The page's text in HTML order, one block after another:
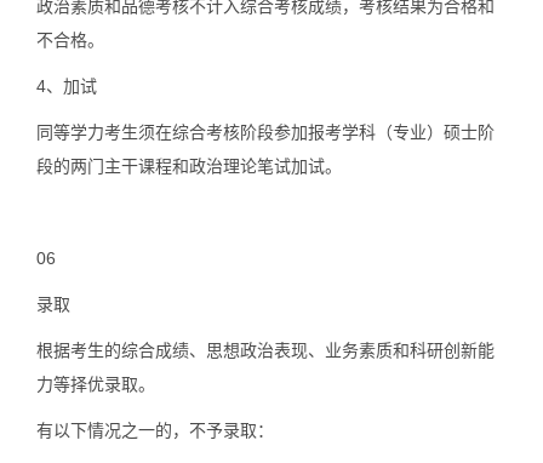
政治素质和品德考核不计入综合考核成绩，考核结果为合格和
不合格。
4、加试
同等学力考生须在综合考核阶段参加报考学科（专业）硕士阶
段的两门主干课程和政治理论笔试加试。
06
录取
根据考生的综合成绩、思想政治表现、业务素质和科研创新能
力等择优录取。
有以下情况之一的，不予录取：